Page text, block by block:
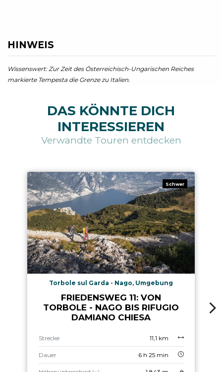
HINWEIS
Wissenswert: Zur Zeit des Österreichisch-Ungarischen Reiches
markierte Tempesta die Grenze zu Italien.
DAS KÖNNTE DICH
INTERESSIEREN
Verwandte Touren entdecken
Schwer
Torbole sul Garda - Nago, Umgebung
FRIEDENSWEG 11: VON
TORBOLE - NAGO BIS RIFUGIO
DAMIANO CHIESA
Strecke 11,1 km
Dauer 6 h 25 min